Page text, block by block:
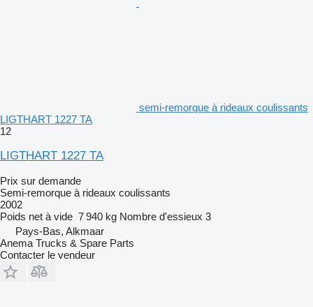
semi-remorque à rideaux coulissants
LIGTHART 1227 TA
12
LIGTHART 1227 TA
Prix sur demande
Semi-remorque à rideaux coulissants
2002
Poids net à vide 7 940 kg Nombre d'essieux 3
Pays-Bas, Alkmaar
Anema Trucks & Spare Parts
Contacter le vendeur